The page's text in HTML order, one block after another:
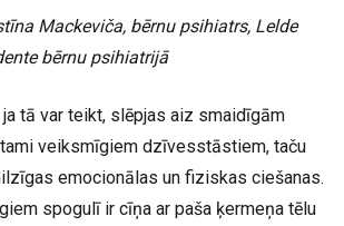
Mackeviča, bērnu psihiatrs, Lelde
bērnu psihiatrijā
tā var teikt, slēpjas aiz smaidīgām
veiksmīgiem dzīvesstāstiem, taču
emocionālas un fiziskas ciešanas.
spogulī ir cīņa ar paša ķermeņa tēlu